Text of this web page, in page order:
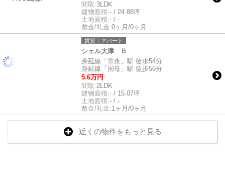
間取:3LDK
建物面積:- / 24.88坪
土地面積:- / -
敷金/礼金:0ヶ月/0ヶ月
賃貸｜アパート
シェル大津 Ｂ
身延線「常永」駅 徒歩54分
身延線「国母」駅 徒歩56分
5.6万円
間取:2LDK
建物面積:- / 15.07坪
土地面積:- / -
敷金/礼金:1ヶ月/0ヶ月
近くの物件をもっと見る